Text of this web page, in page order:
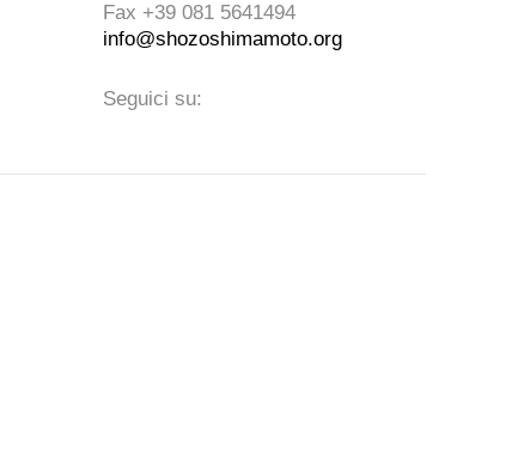
Fax +39 081 5641494
info@shozoshimamoto.org
Seguici su: